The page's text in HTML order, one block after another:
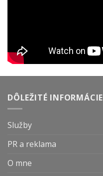
DÔLEŽITÉ INFORMÁCIE
Služby
PR a reklama
O mne